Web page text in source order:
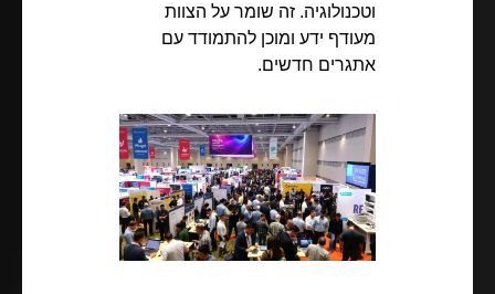
וטכנולוגיה. זה שומר על הצוות
מעודף ידע ומוכן להתמודד עם
אתגרים חדשים.